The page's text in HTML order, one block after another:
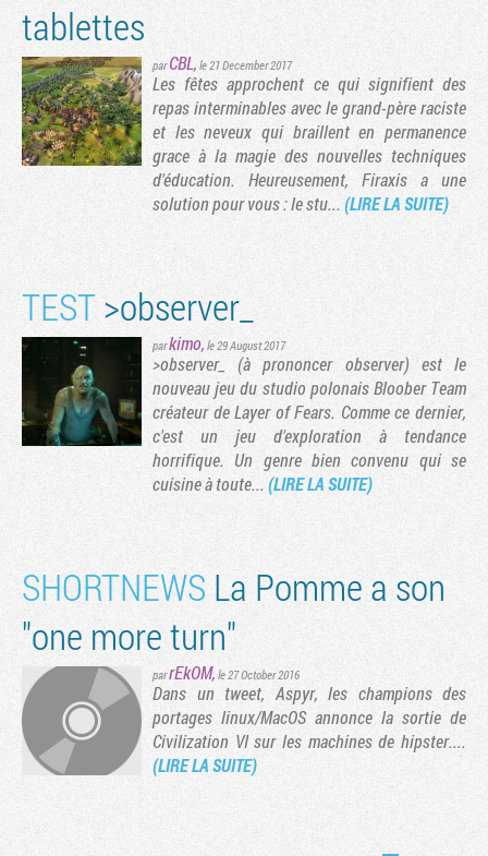
tablettes
parCBL, le 21 December 2017
Les fêtes approchent ce qui signifient des
repas interminables avec le grand-père raciste
et les neveux qui braillent en permanence
grace à la magie des nouvelles techniques
d'éducation. Heureusement, Firaxis a une
solution pour vous : le stu...(LIRE LA SUITE)
TEST>observer_
parkimo, le 29 August 2017
>observer_ (à prononcer observer) est le
nouveau jeu du studio polonais Bloober Team
créateur de Layer of Fears. Comme ce dernier,
c'est un jeu d'exploration à tendance
horrifique. Un genre bien convenu qui se
cuisine à toute... (LIRE LA SUITE)
SHORTNEWS La Pomme a son
"one more turn"
parrEkOM, le 27 October 2016
Dans un tweet, Aspyr, les champions des
portages linux/MacOS annonce la sortie de
Civilization VI sur les machines de hipster....
(LIRE LA SUITE)